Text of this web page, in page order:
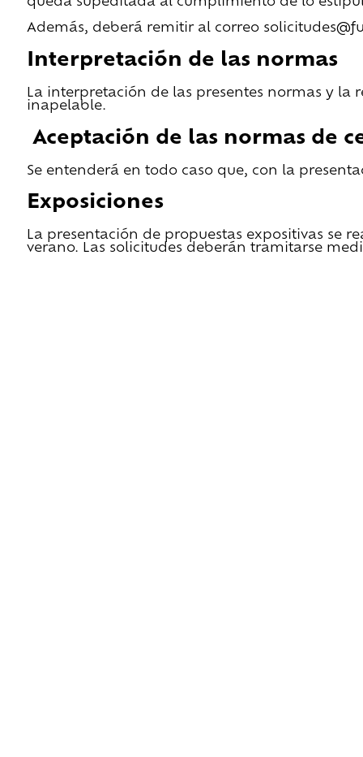
Además, deberá remitir al correo
Interpretación de las normas
La interpretación de las presentes normas y la
inapelable.
Aceptación de las normas de
Se entenderá en todo caso que, con la
Exposiciones
La presentación de propuestas expositivas se
verano. Las solicitudes deberán tramitarse